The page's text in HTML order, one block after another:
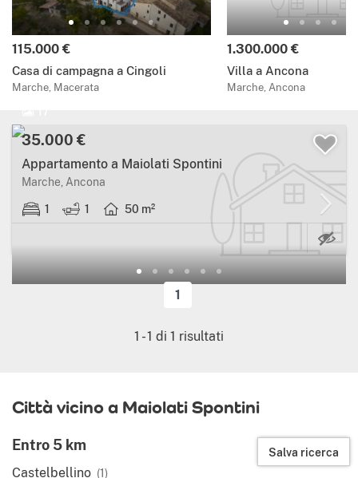
115.000 €
Casa di campagna a Cingoli
Marche, Macerata
1.300.000 €
Villa a Ancona
Marche, Ancona
35.000 €
Appartamento a Maiolati Spontini
Marche, Ancona
1 1 50 m²
1
1 -1 di 1 risultati
Città vicino a Maiolati Spontini
Entro 5 km
Castelbellino (1)
Salva ricerca